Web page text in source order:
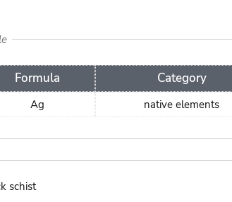
Formula Category
Ag native elements
schist